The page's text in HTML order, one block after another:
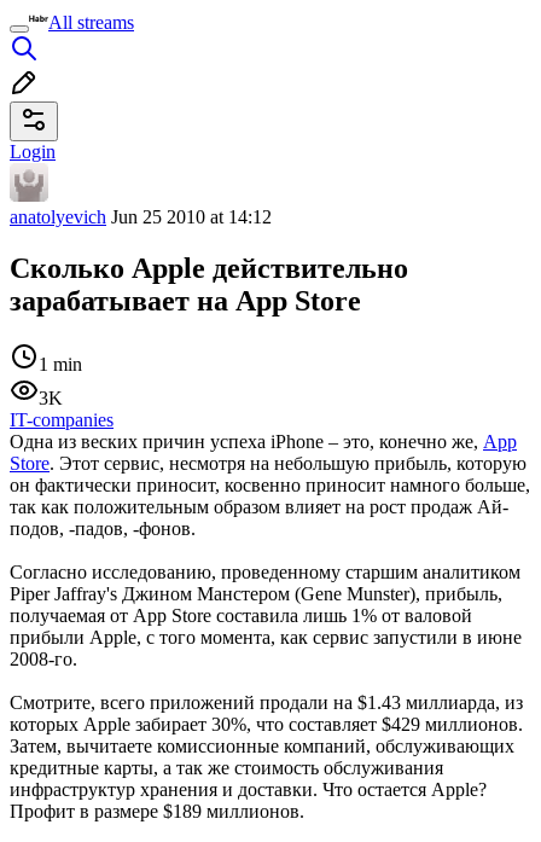
All streams
Login
anatolyevich Jun 25 2010 at 14:12
Сколько Apple действительно
зарабатывает на App Store
1 min
3K
IT-companies
Одна из веских причин успеха iPhone – это, конечно же, App
Store. Этот сервис, несмотря на небольшую прибыль, которую
он фактически приносит, косвенно приносит намного больше,
так как положительным образом влияет на рост продаж Ай-
подов, -падов, -фонов.
Согласно исследованию, проведенному старшим аналитиком
Piper Jaffray's Джином Манстером (Gene Munster), прибыль,
получаемая от App Store составила лишь 1% от валовой
прибыли Apple, с того момента, как сервис запустили в июне
2008-го.
Смотрите, всего приложений продали на $1.43 миллиарда, из
которых Apple забирает 30%, что составляет $429 миллионов.
Затем, вычитаете комиссионные компаний, обслуживающих
кредитные карты, а так же стоимость обслуживания
инфраструктур хранения и доставки. Что остается Apple?
Профит в размере $189 миллионов.